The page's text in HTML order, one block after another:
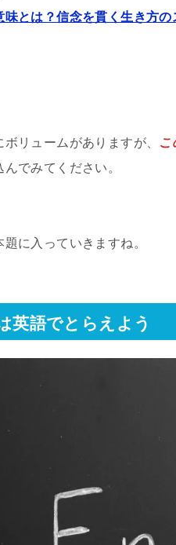
味とは？信念を貫く生き方の
ボリュームがありますが、 こ
んでみてください。
題に入っていきますね。
英語でとらえよう